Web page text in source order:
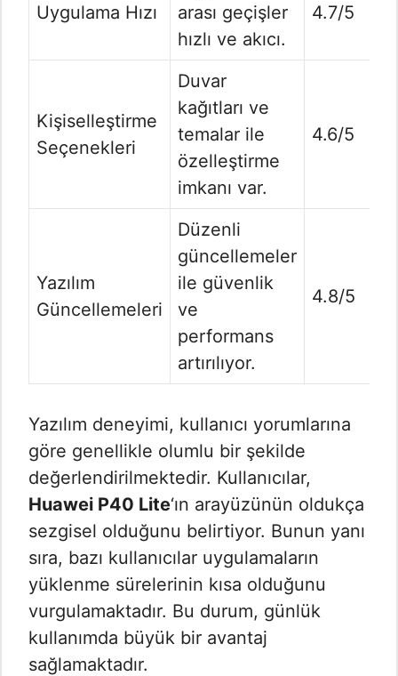
Uygulama Hızı
arası geçişler
hızlı ve akıcı.
4.7/5
Kişiselleştirme
Seçenekleri
Duvar
kağıtları ve
temalar ile
özelleştirme
imkanı var.
4.6/5
Yazılım
Güncellemeleri
Düzenli
güncellemeler
ile güvenlik
ve
performans
artırılıyor.
4.8/5
Yazılım deneyimi, kullanıcı yorumlarına
göre genellikle olumlu bir şekilde
değerlendirilmektedir. Kullanıcılar,
Huawei P40 Lite‘ın arayüzünün oldukça
sezgisel olduğunu belirtiyor. Bunun yanı
sıra, bazı kullanıcılar uygulamaların
yüklenme sürelerinin kısa olduğunu
vurgulamaktadır. Bu durum, günlük
kullanımda büyük bir avantaj
sağlamaktadır.